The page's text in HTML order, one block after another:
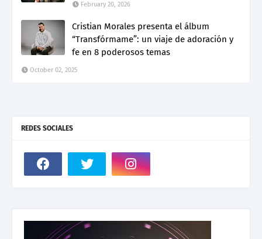
February 20, 2026
Cristian Morales presenta el álbum
“Transfórmame”: un viaje de adoración y
fe en 8 poderosos temas
October 02, 2025
REDES SOCIALES